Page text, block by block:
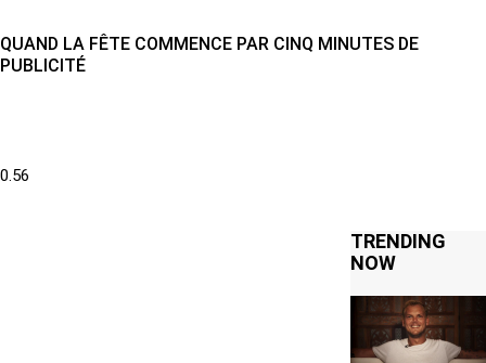
QUAND LA FÊTE COMMENCE PAR CINQ MINUTES DE
PUBLICITÉ
TRENDING
NOW